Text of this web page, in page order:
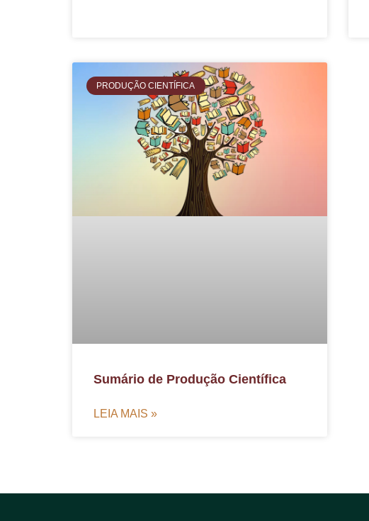
PRODUÇÃO CIENTÍFICA
Sumário de Produção Científica
LEIA MAIS »